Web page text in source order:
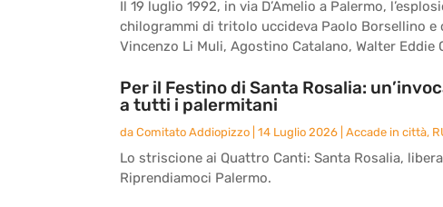
Il 19 luglio 1992, in via D’Amelio a Palermo,
chilogrammi di tritolo uccideva Paolo Borsellino e
Vincenzo Li Muli, Agostino Catalano, Walter Eddie
Per il Festino di Santa Rosalia:
a tutti i palermitani
da Comitato Addiopizzo 14 Luglio 2026 Accade in città,
Lo striscione ai Quattro Canti: Santa Rosalia,
Riprendiamoci Palermo.